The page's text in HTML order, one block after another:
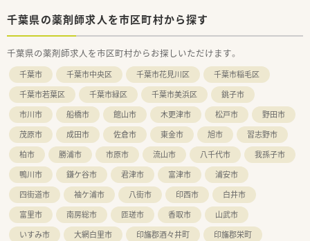
■外部研修費補助、各種保養施設割引制度、家族手当、住宅手当
■急性期病院の様に病態が激変する患者様ではないため、計画的
に調剤業務を行うことが可能です。
≪働く環境≫
■最新設備導入予定、一包化が自動化されます。
■処方箋枚数は月間1300枚程度、外来はございません。
■常時3～4名／30～50代の方が在籍／薬剤師は全員ママさん薬
剤師です。
⇒子育てにも理解あり。お休みも協力しながら取得しておりま
す
■お休みも希望が出せ、土日連続でのお休みを取られる方も多い
です。
■ドクターとの関係性良好
■駐車場あり／車通勤可能
■保育所・図書室・食堂利用可
千葉県の薬剤師求人を市区町村から探す
千葉県の薬剤師求人を市区町村からお探しいただけます。
千葉市 千葉市中央区 千葉市花見川区
千葉市稲毛区
千葉市若葉区
千葉市緑区 千葉市美浜区
銚子市
市川市
船橋市 館山市 木更津市 松戸市
野田市
茂原市
成田市 佐倉市 東金市 旭市
習志野市
柏市
勝浦市 市原市 流山市 八千代市
我孫子市
鴨川市
鎌ケ谷市 君津市 富津市
浦安市
四街道市
袖ケ浦市 八街市 印西市
白井市
富里市
南房総市 匝瑳市 香取市
山武市
いすみ市
大網白里市 印旛郡酒々井町
印旛郡栄町